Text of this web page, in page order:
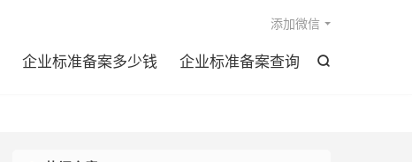

企业标准备案多少钱 企业标准备案查询
添加微信